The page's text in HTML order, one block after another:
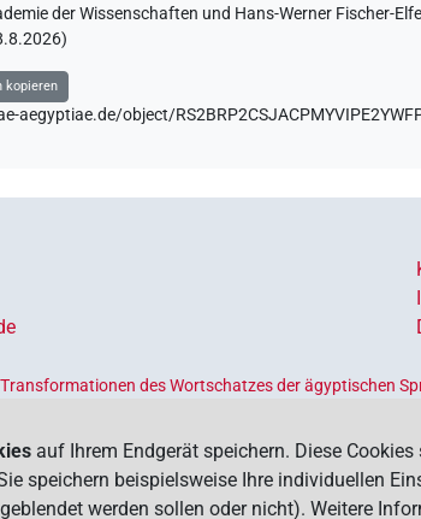
der Wissenschaften und Hans-Werner Fischer-
)
kopieren
aegyptiae.de/object/
des Wortschatzes der ägyptischen
.
auf Ihrem Endgerät speichern. Diese
speichern beispielsweise Ihre individuellen
werden sollen oder nicht). Weitere